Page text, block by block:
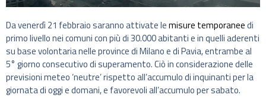
Da venerdì 21 febbraio saranno attivate lemisure temporaneedi
primo livello nei comuni con più di 30.000 abitanti e in quelli aderenti
su base volontaria nelle province di Milano e di Pavia, entrambe al
5° giorno consecutivo di superamento. Ciò in considerazione delle
previsioni meteo ‘neutre’ rispetto all’accumulo di inquinanti per la
giornata di oggi e domani, e favorevoli all’accumulo per sabato.